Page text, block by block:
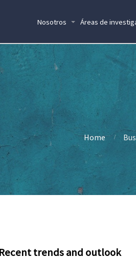
Nosotros Áreas de
Home
trends and outlook